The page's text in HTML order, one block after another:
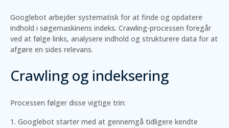
Googlebot arbejder systematisk for at finde og opdatere
indhold i søgemaskinens indeks. Crawling-processen foregår
ved at følge links, analysere indhold og strukturere data for at
afgøre en sides relevans.
Crawling og indeksering
Processen følger disse vigtige trin:
Googlebot starter med at gennemgå tidligere kendte